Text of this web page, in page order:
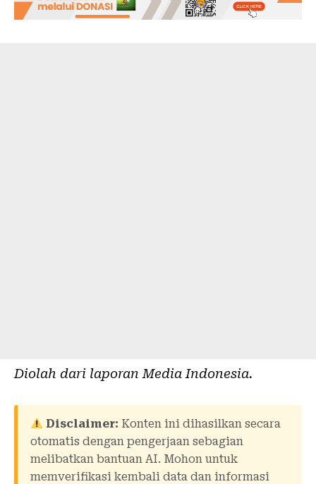
Diolah dari laporan Media Indonesia.
Disclaimer: Konten ini dihasilkan secara
otomatis dengan pengerjaan sebagian
melibatkan bantuan AI. Mohon untuk
memverifikasi kembali data dan informasi